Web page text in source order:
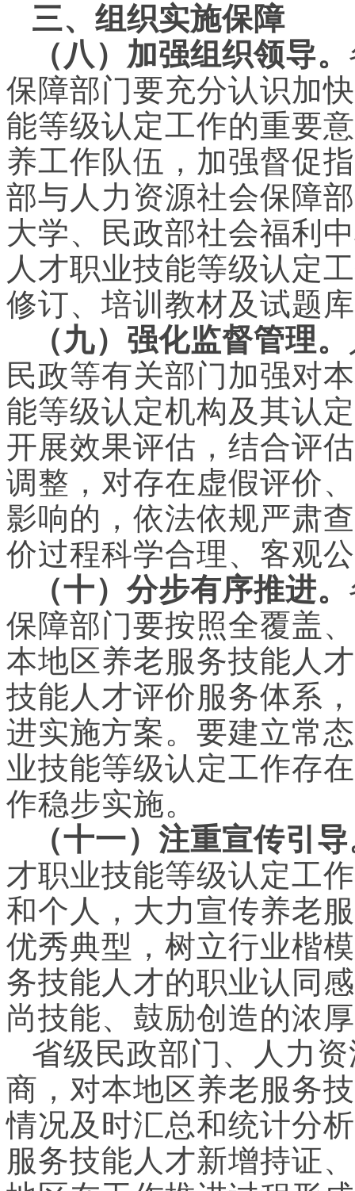
三、组织实施保障
（八）加强组织领导。
保障部门要充分认识加
能等级认定工作的重要
养工作队伍，加强督促
部与人力资源社会保障
大学、民政部社会福利
人才职业技能等级认定
修订、培训教材及试题
（九）强化监督管理。
民政等有关部门加强对
能等级认定机构及其认
开展效果评估，结合评
调整，对存在虚假评价
影响的，依法依规严肃
价过程科学合理、客观
（十）分步有序推进。
保障部门要按照全覆盖
本地区养老服务技能人
技能人才评价服务体系
进实施方案。要建立常
业技能等级认定工作存
作稳步实施。
（十一）注重宣传引
才职业技能等级认定工
和个人，大力宣传养老
优秀典型，树立行业楷
务技能人才的职业认同
尚技能、鼓励创造的浓
省级民政部门、人力
商，对本地区养老服务
情况及时汇总和统计分
服务技能人才新增持证